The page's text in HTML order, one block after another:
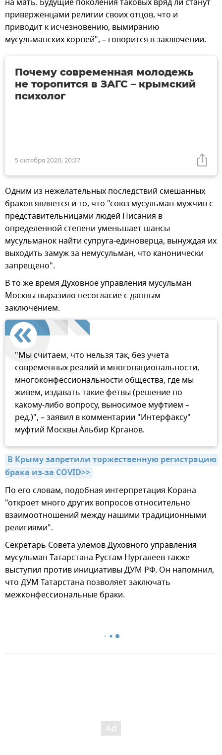
приверженцами религии своих отцов, что и
приводит к исчезновению, вымиранию
мусульманских корней", – говорится в заключении.
5 октября 2020, 20:37
Почему современная молодежь
не торопится в ЗАГС – крымский
психолог
Одним из нежелательных последствий смешанных
браков является и то, что "союз мусульман-мужчин с
представительницами людей Писания в
определенной степени уменьшает шансы
мусульманок найти супруга-единоверца, вынуждая их
выходить замуж за немусульман, что канонически
запрещено".
В то же время Духовное управления мусульман
Москвы выразило несогласие с данным
заключением.
"Мы считаем, что нельзя так, без учета
современных реалий и многонациональности,
многоконфессиональности общества, где мы
живем, издавать такие фетвы (решение по
какому-либо вопросу, выносимое муфтием –
ред.)", – заявил в комментарии "Интерфаксу"
муфтий Москвы Альбир Крганов.
В Крыму запретили торжественную регистрацию
брака из-за COVID>>
По его словам, подобная интерпретация Корана
"откроет много других вопросов относительно
взаимоотношений между нашими традиционными
религиями".
Секретарь Совета улемов Духовного управления
мусульман Татарстана Рустам Нургалеев также
выступил против инициативы ДУМ РФ. Он напомнил,
что ДУМ Татарстана позволяет заключать
межконфессиональные браки.